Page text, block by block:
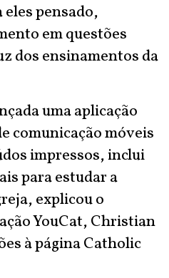
pensado,
em questões
dos ensinamentos da
uma aplicação
comunicação móveis
impressos, inclui
para estudar a
explicou o
YouCat, Christian
à página Catholic